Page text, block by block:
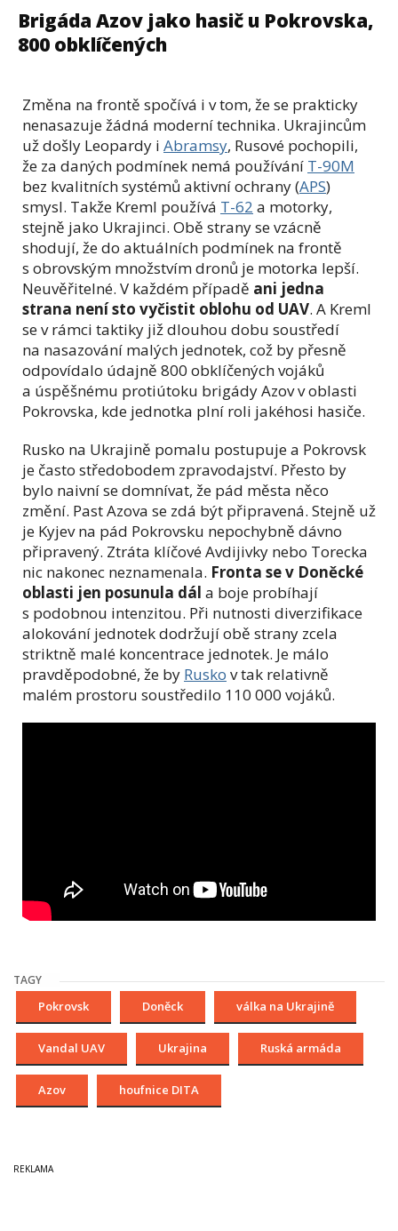
Brigáda Azov jako hasič u Pokrovska,
800 obklíčených
Změna na frontě spočívá i v tom, že se prakticky
nenasazuje žádná moderní technika. Ukrajincům
už došly Leopardy i Abramsy, Rusové pochopili,
že za daných podmínek nemá používání T-90M
bez kvalitních systémů aktivní ochrany (APS)
smysl. Takže Kreml používá T-62 a motorky,
stejně jako Ukrajinci. Obě strany se vzácně
shodují, že do aktuálních podmínek na frontě
s obrovským množstvím dronů je motorka lepší.
Neuvěřitelné. V každém případě ani jedna
strana není sto vyčistit oblohu od UAV. A Kreml
se v rámci taktiky již dlouhou dobu soustředí
na nasazování malých jednotek, což by přesně
odpovídalo údajně 800 obklíčených vojáků
a úspěšnému protiútoku brigády Azov v oblasti
Pokrovska, kde jednotka plní roli jakéhosi hasiče.
Rusko na Ukrajině pomalu postupuje a Pokrovsk
je často středobodem zpravodajství. Přesto by
bylo naivní se domnívat, že pád města něco
změní. Past Azova se zdá být připravená. Stejně už
je Kyjev na pád Pokrovsku nepochybně dávno
připravený. Ztráta klíčové Avdijivky nebo Torecka
nic nakonec neznamenala. Fronta se v Doněcké
oblasti jen posunula dál a boje probíhají
s podobnou intenzitou. Při nutnosti diverzifikace
alokování jednotek dodržují obě strany zcela
striktně malé koncentrace jednotek. Je málo
pravděpodobné, že by Rusko v tak relativně
malém prostoru soustředilo 110 000 vojáků.
TAGY
Pokrovsk Doněck válka na Ukrajině
Vandal UAV Ukrajina Ruská armáda
Azov houfnice DITA